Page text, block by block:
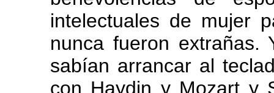
intelectuales de mujer
nunca fueron extrañas.
sabían arrancar al
con Haydin y Mozart y